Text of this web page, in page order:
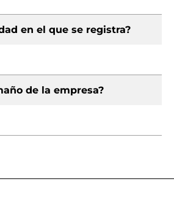
en el que se registra?
de la empresa?